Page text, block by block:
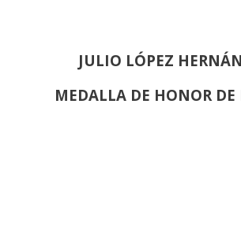
JULIO LÓPEZ
MEDALLA DE HONOR DE